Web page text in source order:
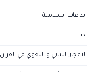
ابداعات اسلامية
ادب
الاعجاز البياني و اللغوي في القرآن